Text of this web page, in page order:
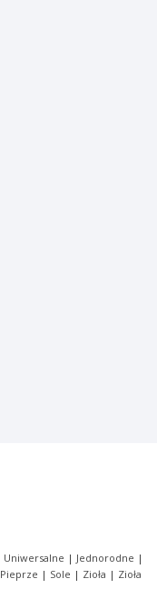
Uniwersalne | Jednorodne |
Pieprze | Sole | Zioła | Zioła